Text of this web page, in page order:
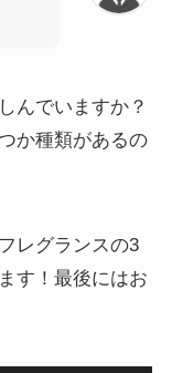
んでいますか？
か種類があるの
レグランスの3
す！最後にはお